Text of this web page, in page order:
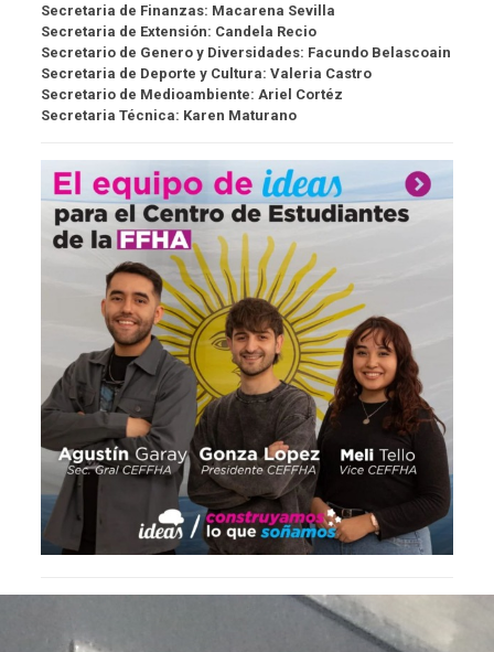
Secretaria de Finanzas: Macarena Sevilla
Secretaria de Extensión: Candela Recio
Secretario de Genero y Diversidades: Facundo Belascoain
Secretaria de Deporte y Cultura: Valeria Castro
Secretario de Medioambiente: Ariel Cortéz
Secretaria Técnica: Karen Maturano